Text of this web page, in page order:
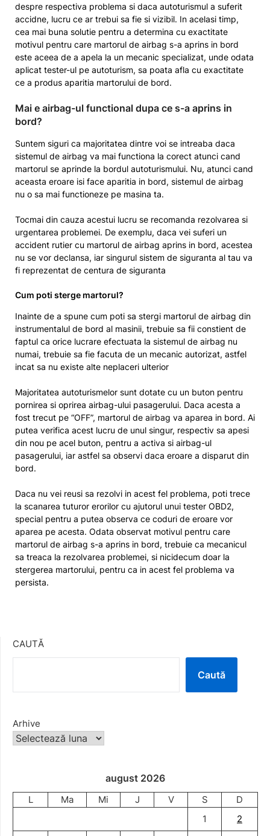
despre respectiva problema si daca autoturismul a suferit
accidne, lucru ce ar trebui sa fie si vizibil. In acelasi timp,
cea mai buna solutie pentru a determina cu exactitate
motivul pentru care martorul de airbag s-a aprins in bord
este aceea de a apela la un mecanic specializat, unde odata
aplicat tester-ul pe autoturism, sa poata afla cu exactitate
ce a produs aparitia martorului de bord.
Mai e airbag-ul functional dupa ce s-a aprins in
bord?
Suntem siguri ca majoritatea dintre voi se intreaba daca
sistemul de airbag va mai functiona la corect atunci cand
martorul se aprinde la bordul autoturismului. Nu, atunci cand
aceasta eroare isi face aparitia in bord, sistemul de airbag
nu o sa mai functioneze pe masina ta.
Tocmai din cauza acestui lucru se recomanda rezolvarea si
urgentarea problemei. De exemplu, daca vei suferi un
accident rutier cu martorul de airbag aprins in bord, acestea
nu se vor declansa, iar singurul sistem de siguranta al tau va
fi reprezentat de centura de siguranta
Cum poti sterge martorul?
Inainte de a spune cum poti sa stergi martorul de airbag din
instrumentalul de bord al masinii, trebuie sa fii constient de
faptul ca orice lucrare efectuata la sistemul de airbag nu
numai, trebuie sa fie facuta de un mecanic autorizat, astfel
incat sa nu existe alte neplaceri ulterior
Majoritatea autoturismelor sunt dotate cu un buton pentru
pornirea si oprirea airbag-ului pasagerului. Daca acesta a
fost trecut pe “OFF”, martorul de airbag va aparea in bord. Ai
putea verifica acest lucru de unul singur, respectiv sa apesi
din nou pe acel buton, pentru a activa si airbag-ul
pasagerului, iar astfel sa observi daca eroare a disparut din
bord.
Daca nu vei reusi sa rezolvi in acest fel problema, poti trece
la scanarea tuturor erorilor cu ajutorul unui tester OBD2,
special pentru a putea observa ce coduri de eroare vor
aparea pe acesta. Odata observat motivul pentru care
martorul de airbag s-a aprins in bord, trebuie ca mecanicul
sa treaca la rezolvarea problemei, si nicidecum doar la
stergerea martorului, pentru ca in acest fel problema va
persista.
CAUTĂ
Caută
Arhive
august 2026
L Ma Mi J V S
D
1
2